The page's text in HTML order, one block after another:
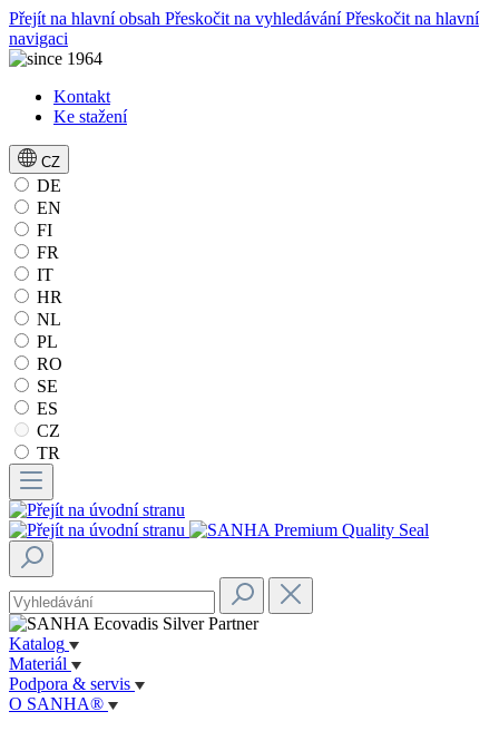
Přejít na hlavní obsah Přeskočit na vyhledáváníPřeskočit na hlavní
navigaci
Kontakt
Ke stažení
CZ
DE
EN
FI
FR
IT
HR
NL
PL
RO
SE
ES
CZ
TR
Katalog
Materiál
Podpora & servis
O SANHA®